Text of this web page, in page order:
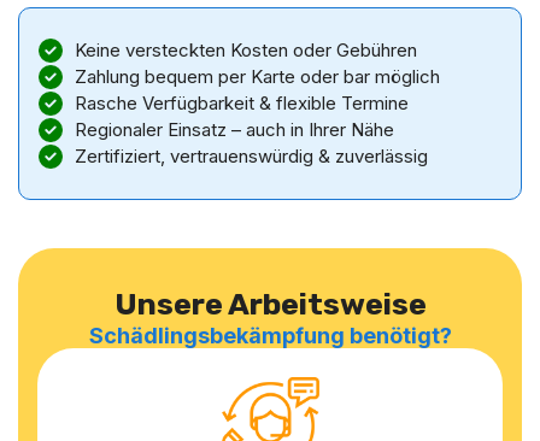
Keine versteckten Kosten oder Gebühren
Zahlung bequem per Karte oder bar möglich
Rasche Verfügbarkeit & flexible Termine
Regionaler Einsatz – auch in Ihrer Nähe
Zertifiziert, vertrauenswürdig & zuverlässig
Unsere Arbeitsweise
Schädlingsbekämpfung benötigt?